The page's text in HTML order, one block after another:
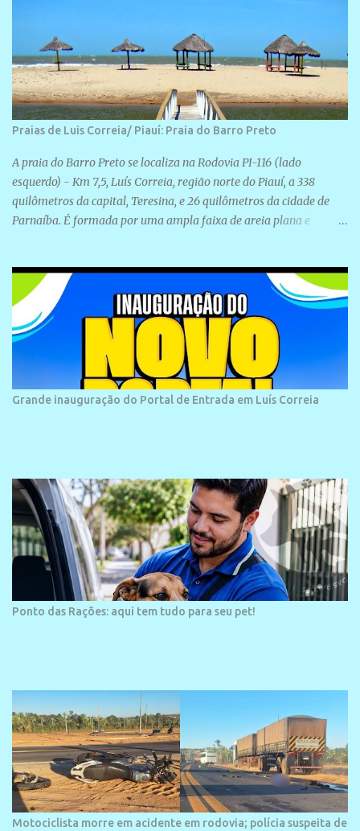
Praias de Luis Correia/ Piauí: Praia do Barro Preto
A praia do Barro Preto se localiza na Rodovia PI-116 (lado
esquerdo) - Km 7,5, Luís Correia, região norte do Piauí, a 338
quilômetros da capital, Teresina, e 26 quilômetros da cidade de
Parnaíba. É formada por uma ampla faixa de areia plana e
devido ao extensivo molhe de pedras que não chegam a 2 metros
de altura, não apresentando dunas em seu espaço geográfico. Não
se sabe ao certo porque a praia leva esse nome, e muitas das suas
historias foram esquecidas ao longo do tempo. A praia é
frequentada por moradores e turistas, em geral veranistas
piauienses e, em menor número, pessoas de estados vizinhos. O
bairro onde se localiza a praia é palco de amplos investimentos e
Grande inauguração do Portal de Entrada em Luís Correia
Ponto das Rações: aqui tem tudo para seu pet!
Motociclista morre em acidente em rodovia; polícia suspeita de